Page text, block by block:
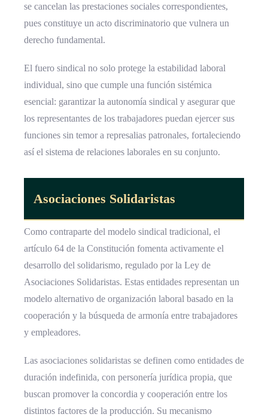
se cancelan las prestaciones sociales correspondientes,
pues constituye un acto discriminatorio que vulnera un
derecho fundamental.
El fuero sindical no solo protege la estabilidad laboral
individual, sino que cumple una función sistémica
esencial: garantizar la autonomía sindical y asegurar que
los representantes de los trabajadores puedan ejercer sus
funciones sin temor a represalias patronales, fortaleciendo
así el sistema de relaciones laborales en su conjunto.
Asociaciones Solidaristas
Como contraparte del modelo sindical tradicional, el
artículo 64 de la Constitución fomenta activamente el
desarrollo del solidarismo, regulado por la Ley de
Asociaciones Solidaristas. Estas entidades representan un
modelo alternativo de organización laboral basado en la
cooperación y la búsqueda de armonía entre trabajadores
y empleadores.
Las asociaciones solidaristas se definen como entidades de
duración indefinida, con personería jurídica propia, que
buscan promover la concordia y cooperación entre los
distintos factores de la producción. Su mecanismo